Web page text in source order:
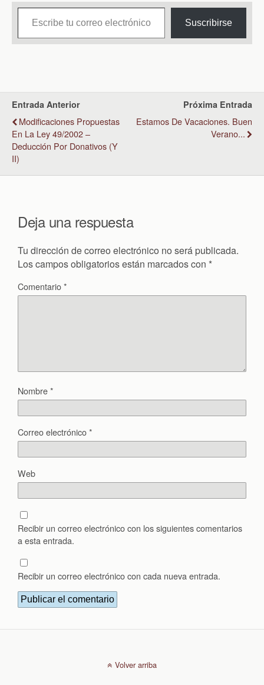
Escribe tu correo electrónico…
Suscribirse
Entrada Anterior
Modificaciones Propuestas
En La Ley 49/2002 –
Deducción Por Donativos (y
II)
Próxima Entrada
Estamos De Vacaciones. Buen
Verano...
Deja una respuesta
Tu dirección de correo electrónico no será publicada.
Los campos obligatorios están marcados con *
Comentario*
Nombre*
Correo electrónico*
Web
Recibir un correo electrónico con los siguientes comentarios
a esta entrada.
Recibir un correo electrónico con cada nueva entrada.
Volver arriba